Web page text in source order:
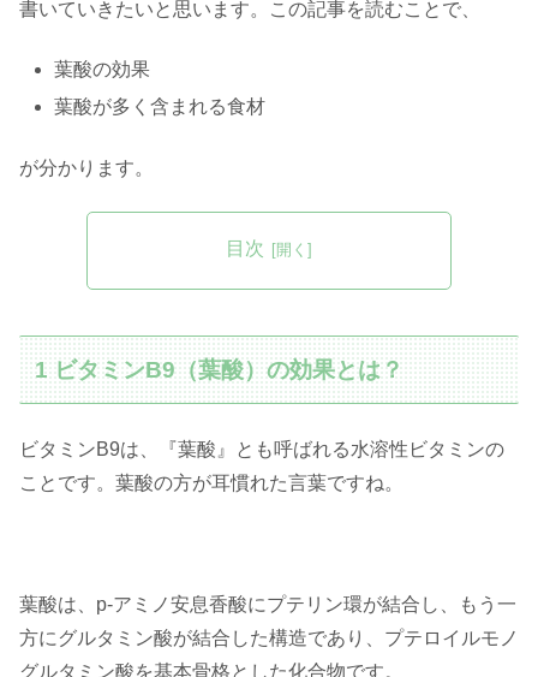
書いていきたいと思います。この記事を読むことで、
葉酸の効果
葉酸が多く含まれる食材
が分かります。
目次
1 ビタミンB9（葉酸）の効果とは？
ビタミンB9は、『葉酸』とも呼ばれる水溶性ビタミンの
ことです。葉酸の方が耳慣れた言葉ですね。
葉酸は、p-アミノ安息香酸にプテリン環が結合し、もう一
方にグルタミン酸が結合した構造であり、プテロイルモノ
グルタミン酸を基本骨格とした化合物です。